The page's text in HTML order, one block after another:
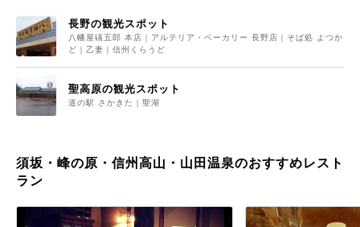
長野の観光スポット
八幡屋礒五郎 本店｜アルテリア・ベーカリー 長野店｜そば処 よつか
ど｜乙妻｜信州くらうど
聖高原の観光スポット
道の駅 さかきた｜聖湖
須坂・峰の原・信州高山・山田温泉のおすすめレスト
ラン